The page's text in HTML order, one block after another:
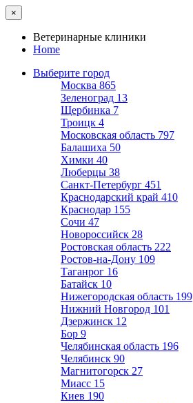
×
Ветеринарные клиники
Home
Выберите город
Москва 865
Зеленоград 13
Щербинка 7
Троицк 4
Московская область 797
Балашиха 50
Химки 40
Люберцы 38
Санкт-Петербург 451
Краснодарский край 410
Краснодар 155
Сочи 47
Новороссийск 28
Ростовская область 222
Ростов-на-Дону 109
Таганрог 16
Батайск 10
Нижегородская область 199
Нижний Новгород 101
Дзержинск 12
Бор 9
Челябинская область 196
Челябинск 90
Магнитогорск 27
Миасс 15
Киев 190